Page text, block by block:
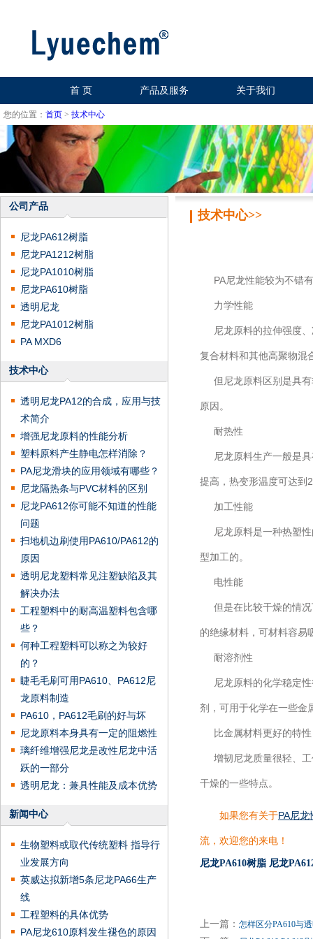
首 页 产品及服务 关于我们
您的位置： 首页 > 技术中心
公司产品
尼龙PA612树脂
尼龙PA1212树脂
尼龙PA1010树脂
尼龙PA610树脂
透明尼龙
尼龙PA1012树脂
PA MXD6
技术中心
透明尼龙PA12的合成，应用与技
术简介
增强尼龙原料的性能分析
塑料原料产生静电怎样消除？
PA尼龙滑块的应用领域有哪些？
尼龙隔热条与PVC材料的区别
尼龙PA612你可能不知道的性能
问题
扫地机边刷使用PA610/PA612的
原因
透明尼龙塑料常见注塑缺陷及其
解决办法
工程塑料中的耐高温塑料包含哪
些？
何种工程塑料可以称之为较好
的？
睫毛毛刷可用PA610、PA612尼
龙原料制造
PA610，PA612毛刷的好与坏
尼龙原料本身具有一定的阻燃性
璃纤维增强尼龙是改性尼龙中活
跃的一部分
透明尼龙：兼具性能及成本优势
新闻中心
生物塑料或取代传统塑料 指导行
业发展方向
英威达拟新增5条尼龙PA66生产
线
工程塑料的具体优势
PA尼龙610原料发生褪色的原因
技术中心>>
PA尼龙性能较为不错
力学性能
尼龙原料的拉伸强度、
复合材料和其他高聚物混
但尼龙原料区别是具有
原因。
耐热性
尼龙原料生产一般是具
提高，热变形温度可达到
加工性能
尼龙原料是一种热塑性
型加工的。
电性能
但是在比较干燥的情况
的绝缘材料，可材料容易
耐溶剂性
尼龙原料的化学稳定性
剂，可用于化学在一些金
比金属材料更好的特性
增韧尼龙质量很轻、工
干燥的一些特点。
如果您有关于PA尼
流，欢迎您的来电！
尼龙PA610树脂 尼龙
上一篇： 怎样区分PA610与